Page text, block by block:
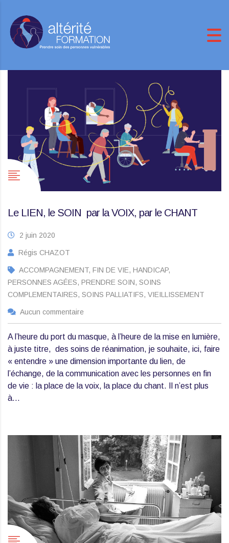
Le LIEN, le SOIN par la VOIX, par le CHANT
2 juin 2020
Régis CHAZOT
ACCOMPAGNEMENT, FIN DE VIE, HANDICAP,
PERSONNES AGÉES, PRENDRE SOIN, SOINS
COMPLEMENTAIRES, SOINS PALLIATIFS, VIEILLISSEMENT
Aucun commentaire
A l’heure du port du masque, à l’heure de la mise en lumière,
à juste titre, des soins de réanimation, je souhaite, ici, faire
« entendre » une dimension importante du lien, de
l’échange, de la communication avec les personnes en fin
de vie : la place de la voix, la place du chant. Il n’est plus
à…